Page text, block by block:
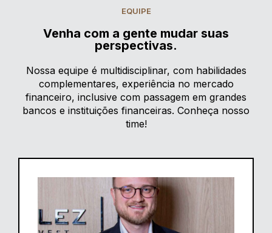
EQUIPE
Venha com a gente mudar suas
perspectivas.
Nossa equipe é multidisciplinar, com habilidades
complementares, experiência no mercado
financeiro, inclusive com passagem em grandes
bancos e instituições financeiras. Conheça nosso
time!